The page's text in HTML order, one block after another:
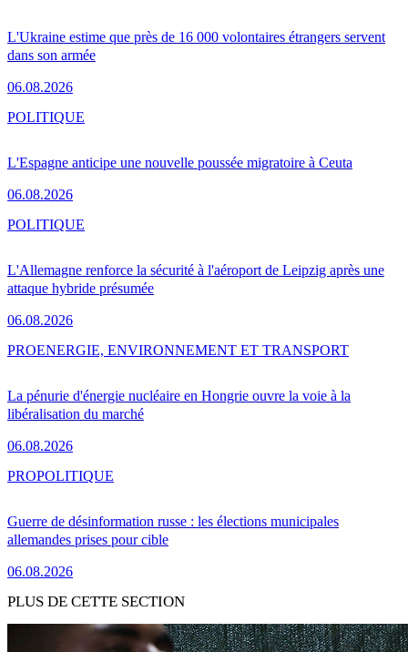
L'Ukraine estime que près de 16 000 volontaires étrangers servent
dans son armée
06.08.2026
L'Espagne anticipe une nouvelle poussée migratoire à Ceuta
06.08.2026
POLITIQUE
L'Allemagne renforce la sécurité à l'aéroport de Leipzig après une
attaque hybride présumée
06.08.2026
POLITIQUE
La pénurie d'énergie nucléaire en Hongrie ouvre la voie à la
libéralisation du marché
06.08.2026
PROENERGIE, ENVIRONNEMENT ET TRANSPORT
Guerre de désinformation russe : les élections municipales
allemandes prises pour cible
06.08.2026
PROPOLITIQUE
PLUS DE CETTE SECTION